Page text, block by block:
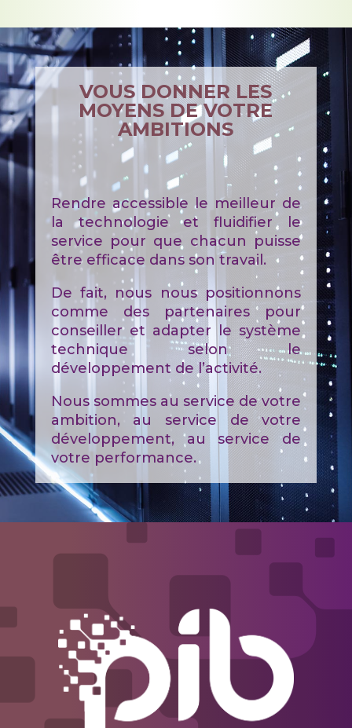
VOUS DONNER LES
MOYENS DE VOTRE
AMBITIONS
Rendre accessible le meilleur de
la technologie et fluidifier le
service pour que chacun puisse
être efficace dans son travail.
De fait, nous nous positionnons
comme des partenaires pour
conseiller et adapter le système
technique selon le
développement de l’activité.
Nous sommes au service de votre
ambition, au service de votre
développement, au service de
votre performance.